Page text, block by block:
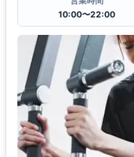
10:00〜22:00